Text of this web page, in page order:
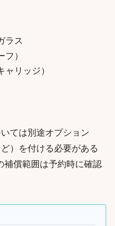
ラス
）
リッジ）
ては別途オプション
）を付ける必要がある
補償範囲は予約時に確認